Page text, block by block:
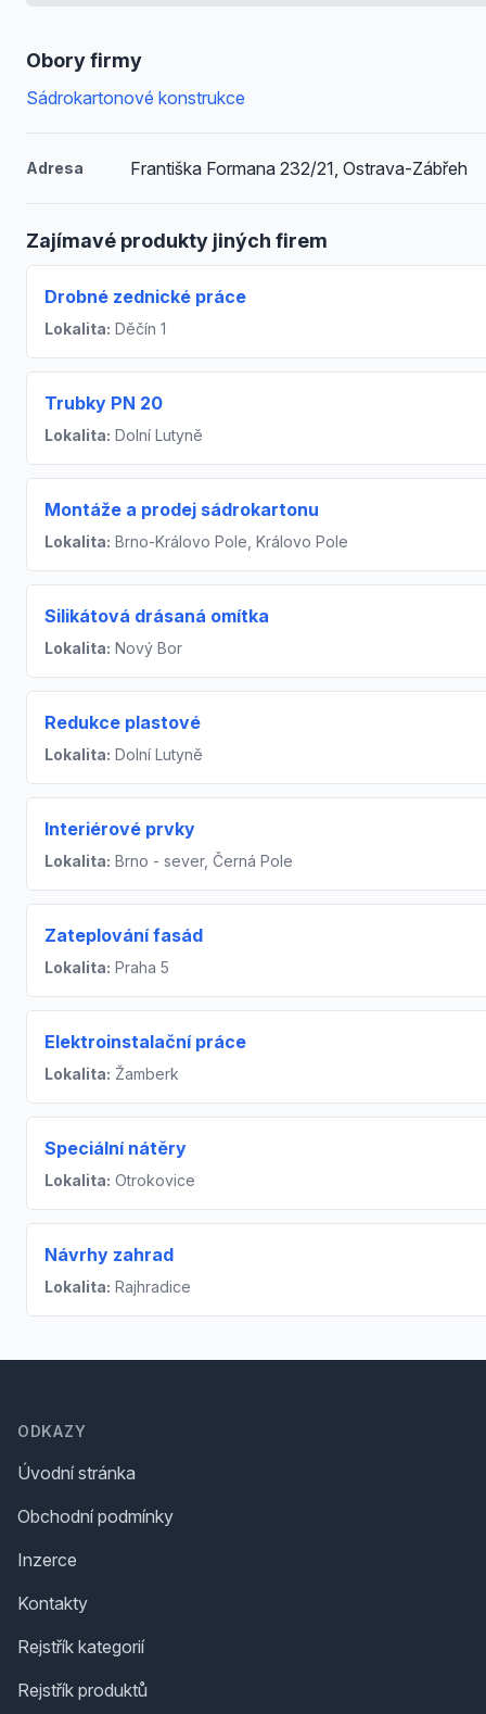
Obory firmy
Sádrokartonové konstrukce
Adresa Františka Formana 232/21, Ostrava-Zábřeh
Zajímavé produkty jiných firem
Drobné zednické práce
Lokalita: Děčín 1
Trubky PN 20
Lokalita: Dolní Lutyně
Montáže a prodej sádrokartonu
Lokalita: Brno-Královo Pole, Královo Pole
Silikátová drásaná omítka
Lokalita: Nový Bor
Redukce plastové
Lokalita: Dolní Lutyně
Interiérové prvky
Lokalita: Brno - sever, Černá Pole
Zateplování fasád
Lokalita: Praha 5
Elektroinstalační práce
Lokalita: Žamberk
Speciální nátěry
Lokalita: Otrokovice
Návrhy zahrad
Lokalita: Rajhradice
ODKAZY
Úvodní stránka
Obchodní podmínky
Inzerce
Kontakty
Rejstřík kategorií
Rejstřík produktů